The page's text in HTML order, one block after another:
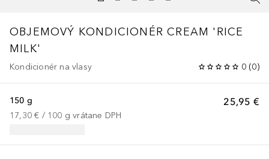
OBJEMOVÝ KONDICIONÉR CREAM 'RICE
MILK'
Kondicionér na vlasy 0 (0)
25,95 €
150 g
17,30 € / 100 g vrátane DPH